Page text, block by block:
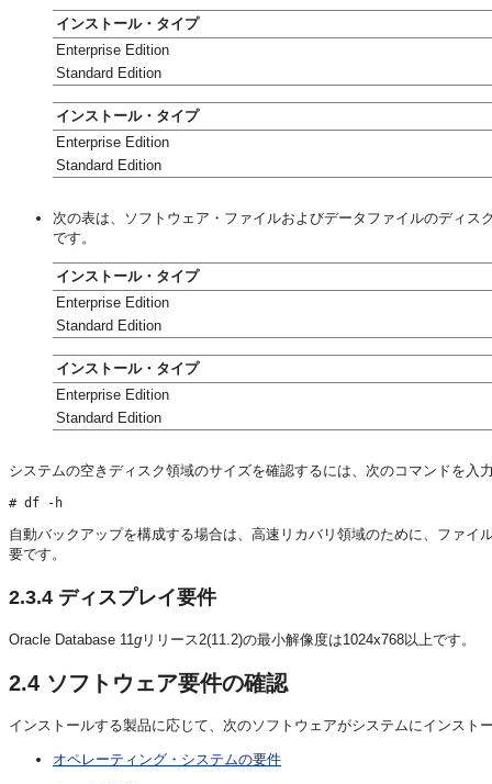
インストール・タイプ
Enterprise Edition
Standard Edition
インストール・タイプ
Enterprise Edition
Standard Edition
次の表は、ソフトウェア・ファイルおよびデータファイルのディ
です。
インストール・タイプ
Enterprise Edition
Standard Edition
インストール・タイプ
Enterprise Edition
Standard Edition
システムの空きディスク領域のサイズを確認するには、次のコマンドを入
自動バックアップを構成する場合は、高速リカバリ領域のために、ファ
要です。
2.3.4 ディスプレイ要件
Oracle Database 11g リリース2(11.2)の最小解像度は1024x768以上です。
2.4 ソフトウェア要件の確認
インストールする製品に応じて、次のソフトウェアがシステムにインスト
オペレーティング・システムの要件